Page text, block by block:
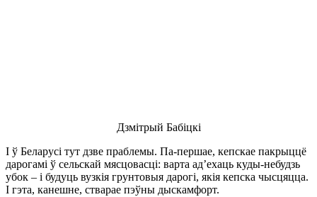
Дзмітрый Бабіцкі
І ў Беларусі тут дзве праблемы. Па-першае, кепскае пакрыццё
дарогамі ў сельскай мясцовасці: варта ад’ехаць куды-небудзь
убок – і будуць вузкія грунтовыя дарогі, якія кепска чысцяцца.
І гэта, канешне, стварае пэўны дыскамфорт.